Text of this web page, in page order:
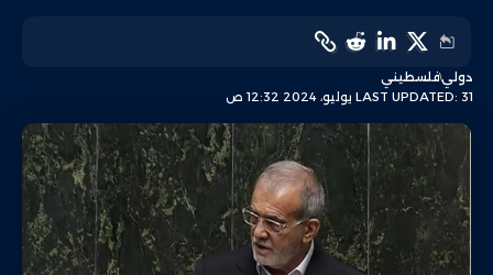
LAST UPDATED: 31 يوليو، 2024 12:32 ص
دوليفلسطيني